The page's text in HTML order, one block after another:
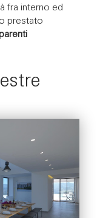
fra interno ed
prestato